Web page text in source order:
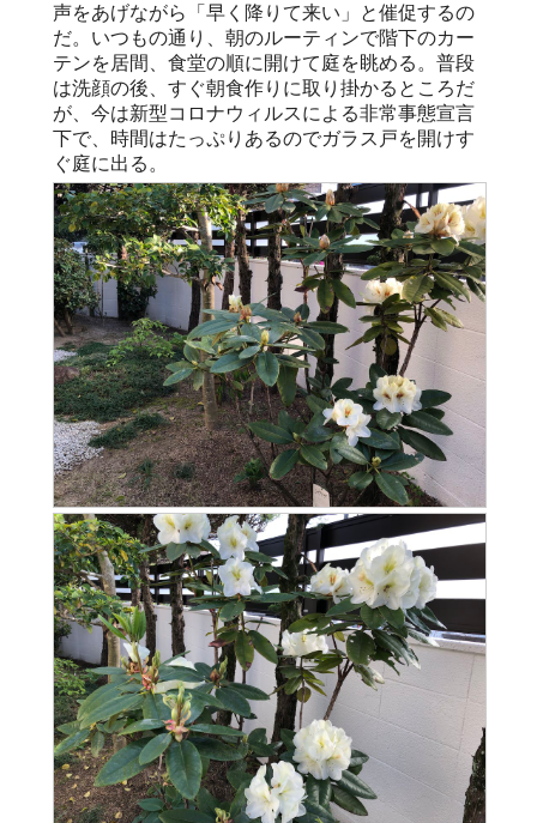
声をあげながら「早く降りて来い」と催促するの
だ。いつもの通り、朝のルーティンで階下のカー
テンを居間、食堂の順に開けて庭を眺める。普段
は洗顔の後、すぐ朝食作りに取り掛かるところだ
が、今は新型コロナウィルスによる非常事態宣言
下で、時間はたっぷりあるのでガラス戸を開けす
ぐ庭に出る。